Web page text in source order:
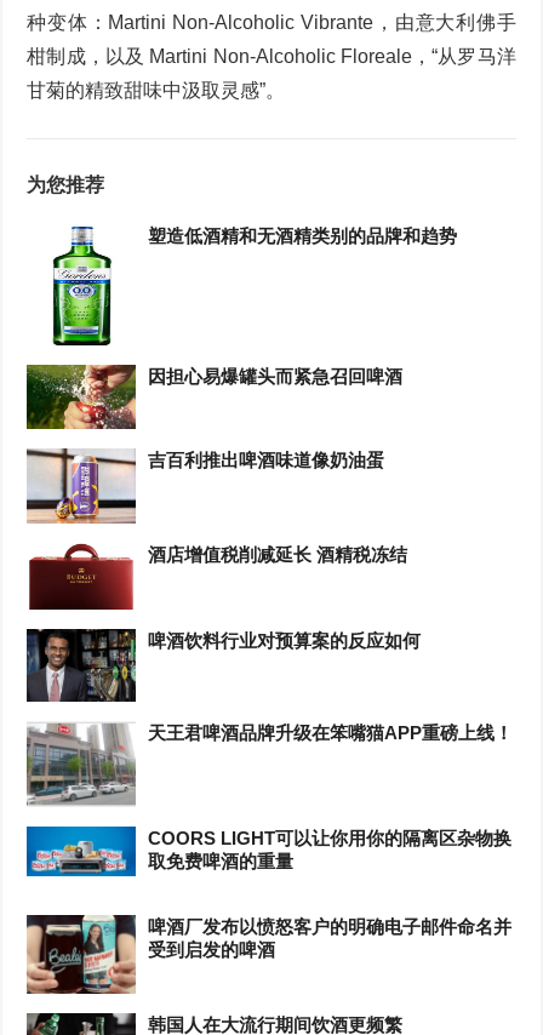
种变体：Martini Non-Alcoholic Vibrante，由意大利佛手
柑制成，以及 Martini Non-Alcoholic Floreale，“从罗马洋
甘菊的精致甜味中汲取灵感”。
为您推荐
塑造低酒精和无酒精类别的品牌和趋势
因担心易爆罐头而紧急召回啤酒
吉百利推出啤酒味道像奶油蛋
酒店增值税削减延长 酒精税冻结
啤酒饮料行业对预算案的反应如何
天王君啤酒品牌升级在笨嘴猫APP重磅上线！
COORS LIGHT可以让你用你的隔离区杂物换
取免费啤酒的重量
啤酒厂发布以愤怒客户的明确电子邮件命名并
受到启发的啤酒
韩国人在大流行期间饮酒更频繁